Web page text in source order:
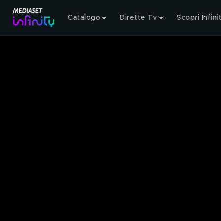
Catalogo Dirette Tv Scopri